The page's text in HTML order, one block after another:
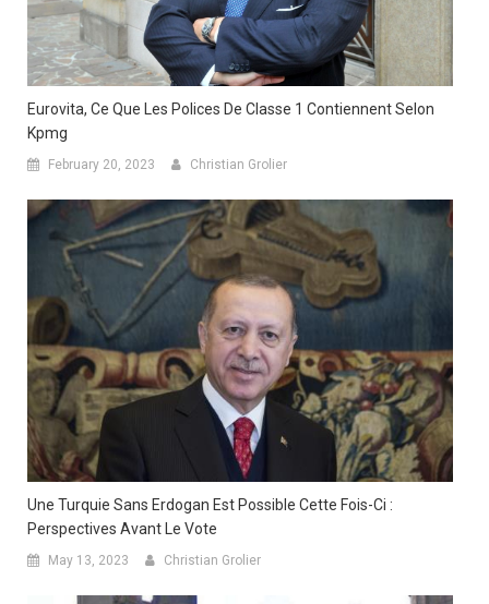
Eurovita, Ce Que Les Polices De Classe 1 Contiennent Selon
Kpmg
February 20, 2023 Christian Grolier
Une Turquie Sans Erdogan Est Possible Cette Fois-Ci :
Perspectives Avant Le Vote
May 13, 2023 Christian Grolier